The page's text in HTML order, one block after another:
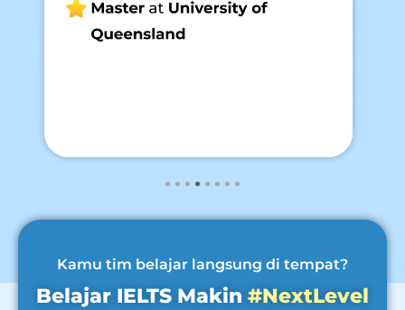
Kamu tim belajar langsung di tempat?
Belajar IELTS Makin #NextLevel